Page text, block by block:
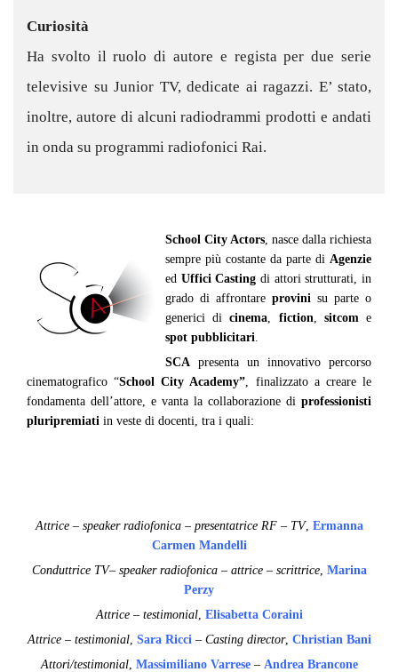
Curiosità
Ha svolto il ruolo di autore e regista per due serie
televisive su Junior TV, dedicate ai ragazzi. E’ stato,
inoltre, autore di alcuni radiodrammi prodotti e andati
in onda su programmi radiofonici Rai.
School City Actors , nasce dalla richiesta
sempre più costante da parte di Agenzie
ed Uffici Casting di attori strutturati, in
grado di affrontare provini su parte o
generici dicinema fiction sitcom e
spot pubblicitari
SCA presenta un innovativo percorso
cinematografico “School City Academy” , finalizzato a creare le
fondamenta dell’attore, e vanta la collaborazione di professionisti
pluripremiati in veste di docenti, tra i quali:
Attrice – speaker radiofonica – presentatrice RF – TV, Ermanna
Carmen Mandelli
Conduttrice TV– speaker radiofonica – attrice – scrittrice, Marina
Perzy
Attrice – testimonial, Elisabetta Coraini
Attrice – testimonial, Sara Ricci – Casting director, Christian Bani
Attori/testimonial, Massimiliano Varrese– Andrea Brancone